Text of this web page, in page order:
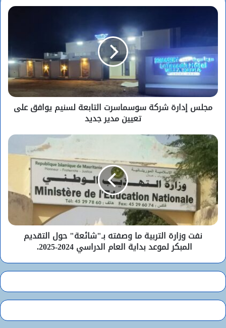
مجلس إدارة شركة سوسماسرت التابعة لسنيم يوافق على
تعيين مدير جديد
نفت وزارة التربية ما وصفته بـ"شائعة" حول التقديم
المبكر لموعد بداية العام الدراسي 2024-2025.